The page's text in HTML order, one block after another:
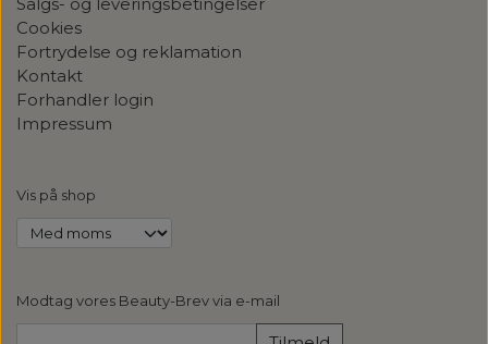
Cookies
Fortrydelse og reklamation
Kontakt
Forhandler login
Impressum
Vis på shop
Modtag vores Beauty-Brev via e-mail